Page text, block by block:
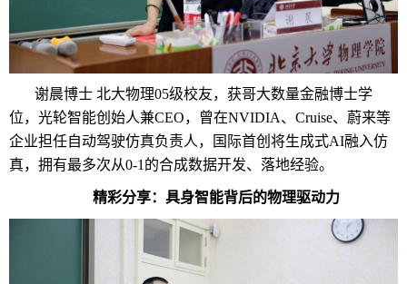
谢晨博士 北大物理05级校友，获哥大数量金融博士学
位，光轮智能创始人兼CEO，曾在NVIDIA、Cruise、蔚来等
企业担任自动驾驶仿真负责人，国际首创将生成式AI融入仿
真，拥有最多次从0-1的合成数据开发、落地经验。
精彩分享：具身智能背后的物理驱动力